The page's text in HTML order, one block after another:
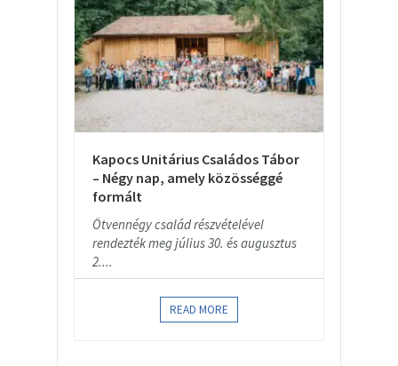
Kapocs Unitárius Családos Tábor
– Négy nap, amely közösséggé
formált
Ötvennégy család részvételével
rendezték meg július 30. és augusztus
2....
READ MORE